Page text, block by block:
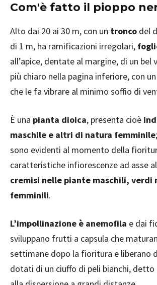
Com'è fatto il pioppo
Alto dai 20 ai 30 m, con un tronco del
di 1 m, ha ramificazioni irregolari,
all’apice, dentate al margine, di un bel
più chiaro nella pagina inferiore, con
che le fa vibrare al minimo soffio di
È una pianta dioica, presenta cioè
maschile e altri di natura femminile
sono evidenti al momento della
caratteristiche infiorescenze ad asse
cremisi nelle piante maschili, verdi
femminili.
L’impollinazione è anemofila e dai
sviluppano frutti a capsula che
settimane dopo la fioritura e liberano
dotati di un ciuffo di peli bianchi, detto